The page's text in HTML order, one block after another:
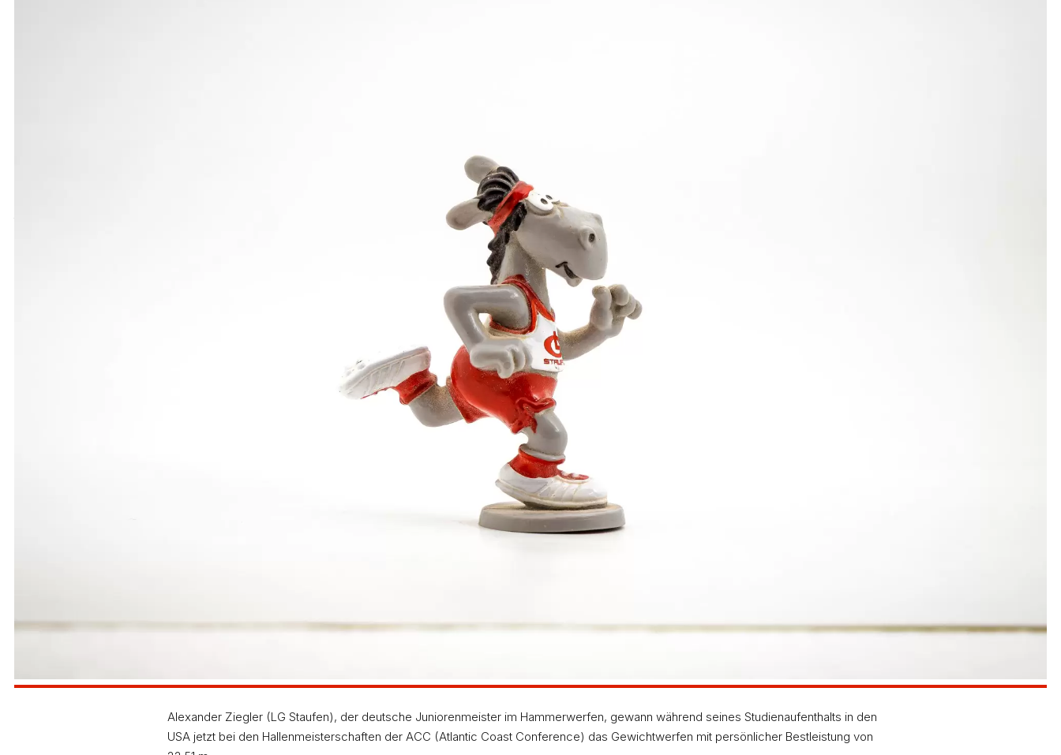
Alexander Ziegler (LG Staufen), der deutsche Juniorenmeister im Hammerwerfen, gewann während seines Studienaufenthalts in den
USA jetzt bei den Hallenmeisterschaften der ACC (Atlantic Coast Conference) das Gewichtwerfen mit persönlicher Bestleistung von
Der ACC ist ein Zusammenschluss der zwölf großen Universitäten an der Ostküste der USA von Boston bis Miami. Bei den Meisterschaften ist der
Mannschaftstitel noch wichtiger als der Einzelsieg. Zieglers Blacksburgh University stand kurz vor dem Gesamtsieg, ehe sie durch die äußerst
unglückliche Disqualifikation eines ihrer Läufer auf Platz 3 zurückgeworfen wurde. Sie kam so nur auf 97 Punkte, während die Florida State University mit
fünf aktuellen Olympioniken im Aufgebot mit 107 Punkten vor North Carolina mit 101,5 Punkten gewann.
Im Gewichtwurf-Wettkampf übertraf Alexander Ziegler schon im ersten Durchgang mit hervorragenden 22,41 m seine bisherige Bestleistung um 32 cm
und steigerte diese im dritten Versuch auf erstklassige 22,51 m. Damit steht er an dritter Stelle der US-Rangliste. Weitere gute Würfe von 22,45 m, 21,90 m
und 21,67 m folgten mit dem fast 16 kg schweren Gerät. Zieglers Leistung erregte großes Aufsehen beim Fachpublikum. Der Schützling von Fred Eberle
wird nun als Medaillenanwärter bei den nationalen Championships gehandelt. Diese werden in zwei Wochen in Fayetteville (Arkansas) ausgetragen.